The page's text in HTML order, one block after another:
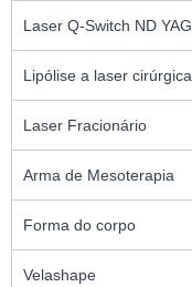
Laser Q-Switch ND YAG
Lipólise a laser cirúrgica
Laser Fracionário
Arma de Mesoterapia
Forma do corpo
Velashape